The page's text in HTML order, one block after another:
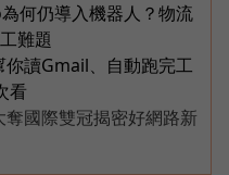
何仍導入機器人？物流
難題
讀Gmail、自動跑完工
看
國際雙冠揭密好網路新